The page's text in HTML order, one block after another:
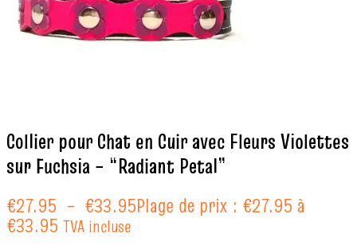
Collier pour Chat en Cuir avec Fleurs Violettes
sur Fuchsia – “Radiant Petal”
€27.95 – €33.95Plage de prix : €27.95 à
€33.95 TVA incluse